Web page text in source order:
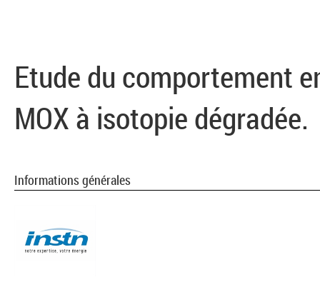
Etude du comportement
MOX à isotopie dégradée.
Informations générales